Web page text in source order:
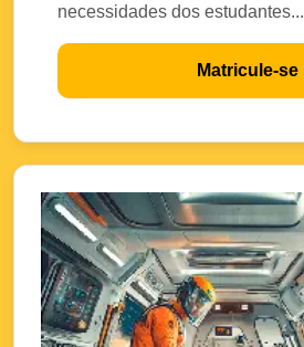
necessidades dos estudantes...
Matricule-se